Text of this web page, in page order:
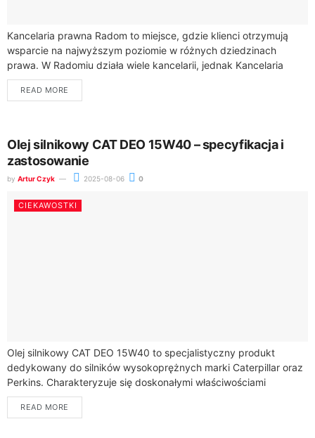
Kancelaria prawna Radom to miejsce, gdzie klienci otrzymują
wsparcie na najwyższym poziomie w różnych dziedzinach
prawa. W Radomiu działa wiele kancelarii, jednak Kancelaria
Adwokacka Mikołaj Wachowicz wyróżnia się szerokim
zakresem...
READ MORE
Olej silnikowy CAT DEO 15W40 – specyfikacja i
zastosowanie
by Artur Czyk 2025-08-06 0
CIEKAWOSTKI
Olej silnikowy CAT DEO 15W40 to specjalistyczny produkt
dedykowany do silników wysokoprężnych marki Caterpillar oraz
Perkins. Charakteryzuje się doskonałymi właściwościami
ochronnymi, które pozwalają na ograniczenie zużycia
podzespołów oraz zabezpieczenie silnika...
READ MORE